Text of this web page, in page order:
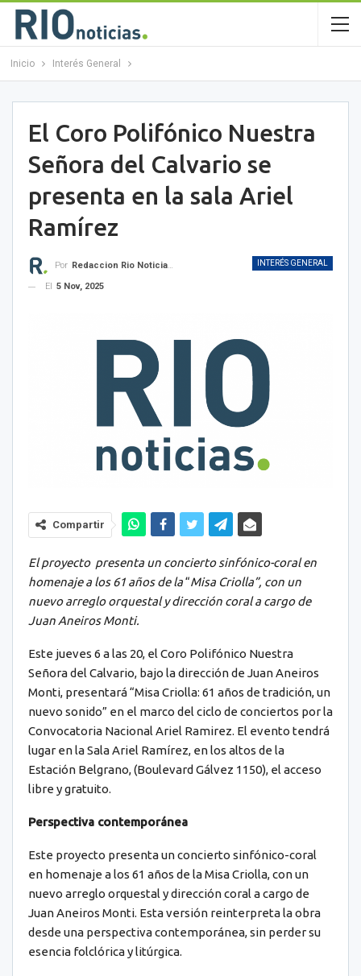
Inicio Interés General
El Coro Polifónico Nuestra
Señora del Calvario se
presenta en la sala Ariel
Ramírez
INTERÉS GENERAL
Por Redaccion Rio Noticias OK
El
5 Nov, 2025
Compartir
El proyecto presenta un concierto sinfónico-coral en
homenaje a los 61 años de la“Misa Criolla”, con un
nuevo arreglo orquestal y dirección coral a cargo de
Juan Aneiros Monti.
Este jueves 6 a las 20, el Coro Polifónico Nuestra
Señora del Calvario, bajo la dirección de Juan Aneiros
Monti, presentará “Misa Criolla: 61 años de tradición, un
nuevo sonido” en el marco del ciclo de conciertos por la
Convocatoria Nacional Ariel Ramirez. El evento tendrá
lugar en la Sala Ariel Ramírez, en los altos de la
Estación Belgrano, (Boulevard Gálvez 1150), el acceso
libre y gratuito.
Perspectiva contemporánea
Este proyecto presenta un concierto sinfónico-coral
en homenaje a los 61 años de la Misa Criolla, con un
nuevo arreglo orquestal y dirección coral a cargo de
Juan Aneiros Monti. Esta versión reinterpreta la obra
desde una perspectiva contemporánea, sin perder su
esencia folclórica y litúrgica.